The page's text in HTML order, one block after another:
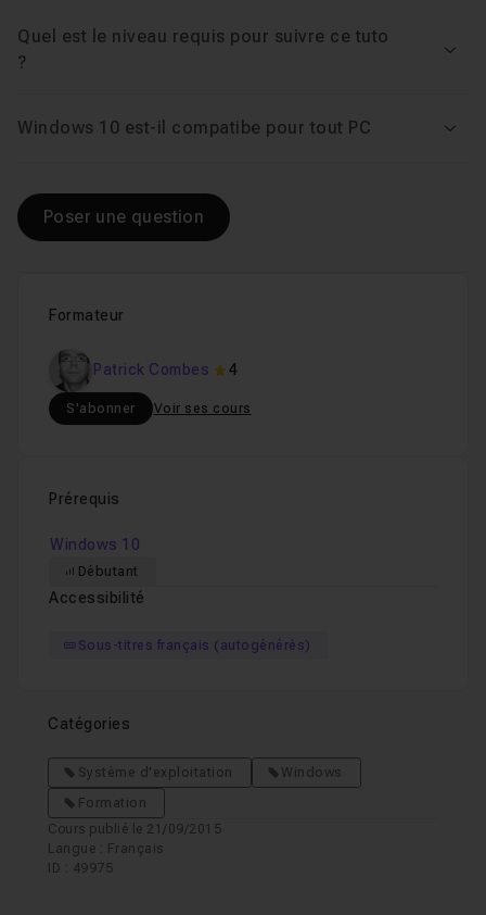
permet aussi d'ajouter des rendez-vous, des
anniversaires, …
permettra d'utiliser Windows 10, de façon
Chapitre 3 : Le navigateur Edge 21m12
Formateur
Patrick Combes 4
S'abonner Voir ses cours
Prérequis
Windows 10
Débutant
Accessibilité
Sous-titres français (autogénérés)
Catégories
Système d'exploitation
Windows
Formation
Cours publié le 21/09/2015
Langue : Français
ID : 49975
Quel est le niveau requis pour suivre ce tuto
?
Windows 10 est-il compatibe pour tout PC
Poser une question